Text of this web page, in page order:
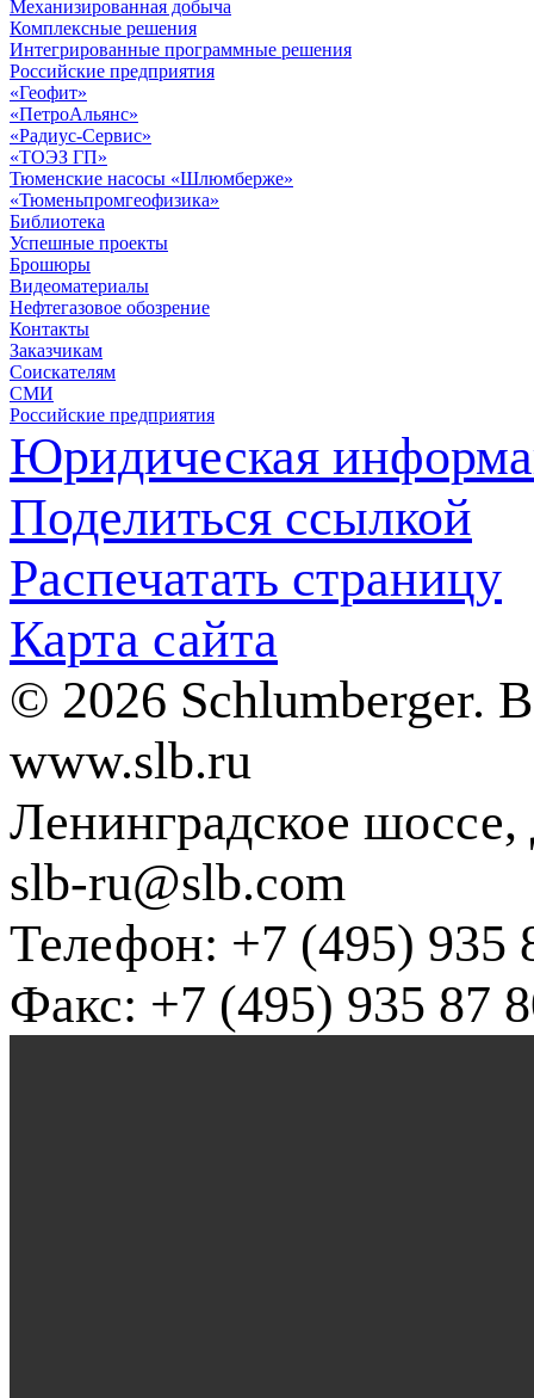
Механизированная добыча
Комплексные решения
Интегрированные программные решения
Российские предприятия
«Геофит»
«ПетроАльянс»
«Радиус-Сервис»
«ТОЭЗ ГП»
Тюменские насосы «Шлюмберже»
«Тюменьпромгеофизика»
Библиотека
Успешные проекты
Брошюры
Видеоматериалы
Нефтегазовое обозрение
Контакты
Заказчикам
Соискателям
СМИ
Российские предприятия
Юридическая
Поделиться ссылкой
Распечатать страницу
Карта сайта
© 2026 Schlumberger.
www.slb.ru
Ленинградское
slb-ru@slb.com
Телефон: +7 (495) 935
Факс: +7 (495) 935 87